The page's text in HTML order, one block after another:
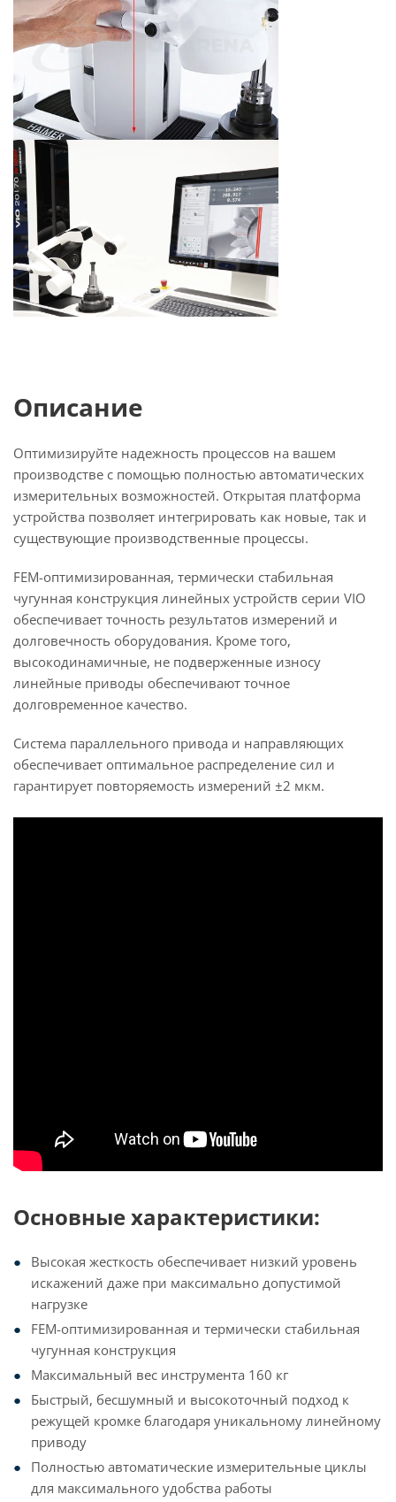
Описание
Оптимизируйте надежность процессов на вашем
производстве с помощью полностью автоматических
измерительных возможностей. Открытая платформа
устройства позволяет интегрировать как новые, так и
существующие производственные процессы.
FEM-оптимизированная, термически стабильная
чугунная конструкция линейных устройств серии VIO
обеспечивает точность результатов измерений и
долговечность оборудования. Кроме того,
высокодинамичные, не подверженные износу
линейные приводы обеспечивают точное
долговременное качество.
Система параллельного привода и направляющих
обеспечивает оптимальное распределение сил и
гарантирует повторяемость измерений ±2 мкм.
Основные характеристики:
Высокая жесткость обеспечивает низкий уровень
искажений даже при максимально допустимой
нагрузке
FEM-оптимизированная и термически стабильная
чугунная конструкция
Максимальный вес инструмента 160 кг
Быстрый, бесшумный и высокоточный подход к
режущей кромке благодаря уникальному линейному
приводу
Полностью автоматические измерительные циклы
для максимального удобства работы